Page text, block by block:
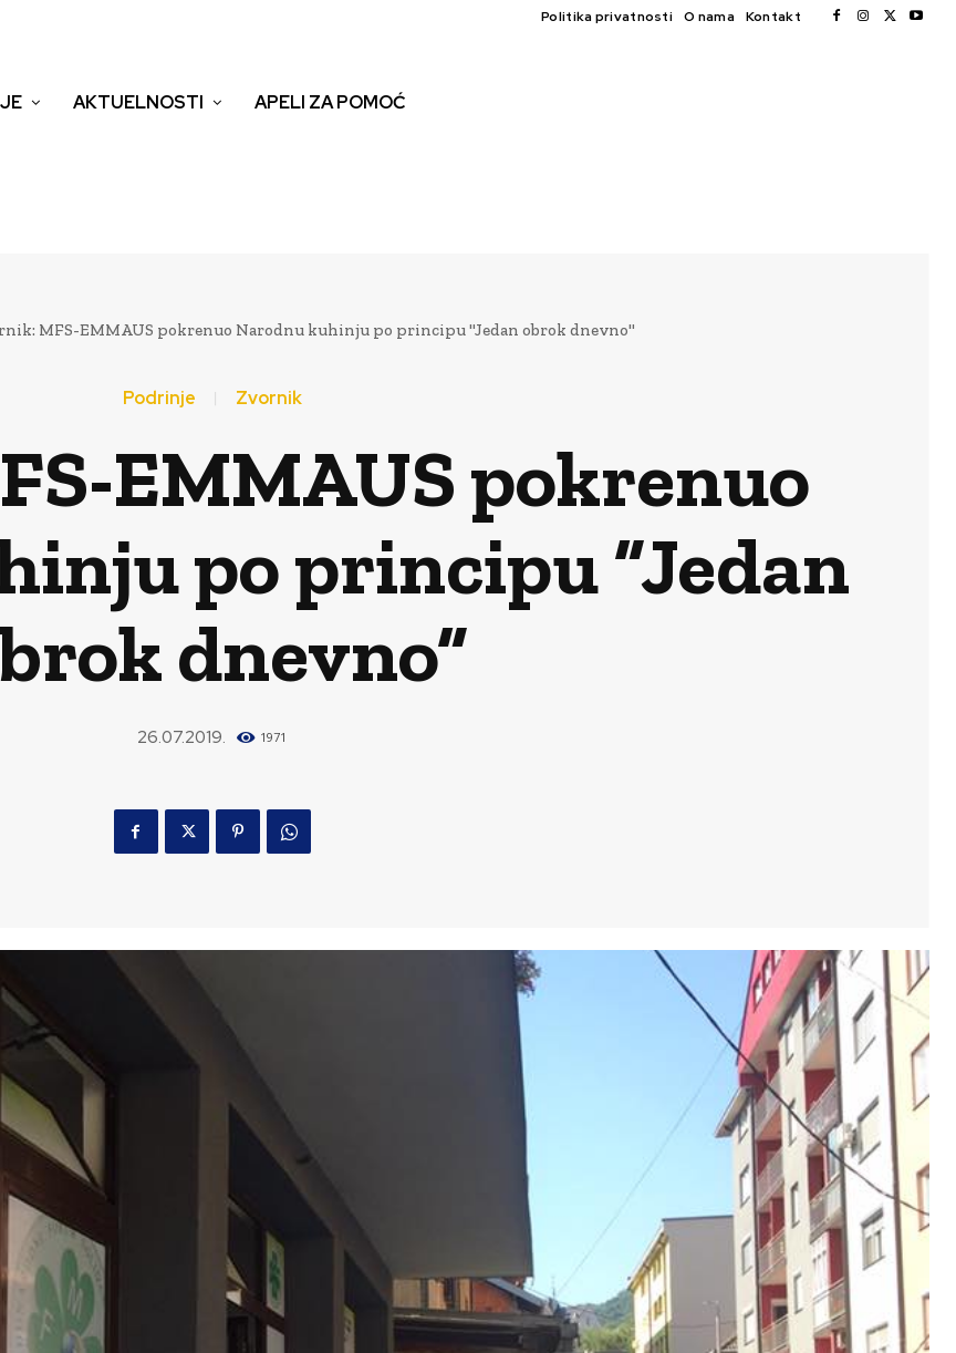
Politika privatnosti O nama Kontakt
AKTUELNOSTI APELI ZA POMOĆ
MFS-EMMAUS pokrenuo Narodnu kuhinju po principu "Jedan obrok dnevno"
Podrinje Zvornik
EMMAUS pokrenuo
po principu “Jedan
dnevno”
26.07.2019. 1971